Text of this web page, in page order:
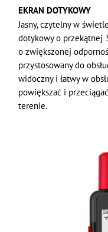
EKRAN DOTYKOWY
Jasny, czytelny w
dotykowy o przekątnej
o zwiększonej
przystosowany do
widoczny i łatwy w
powiększać i
terenie.